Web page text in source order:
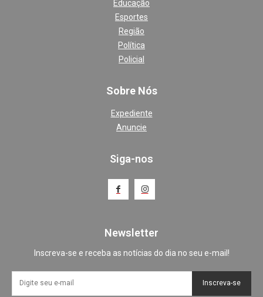
Educação
Esportes
Região
Política
Policial
Sobre Nós
Expediente
Anuncie
Siga-nos
Newsletter
Inscreva-se e receba as notícias do dia no seu e-mail!
Inscreva-se